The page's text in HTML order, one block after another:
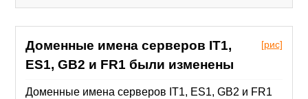
[рис]
Доменные имена серверов IT1,
ES1, GB2 и FR1 были изменены
Доменные имена серверов IT1, ES1, GB2 и FR1